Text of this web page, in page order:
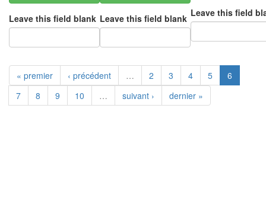
Leave this field blank Leave this field blank Leave this field
« premier ‹ précédent … 2 3 4 5
6
7
8 9 10 … suivant › dernier »